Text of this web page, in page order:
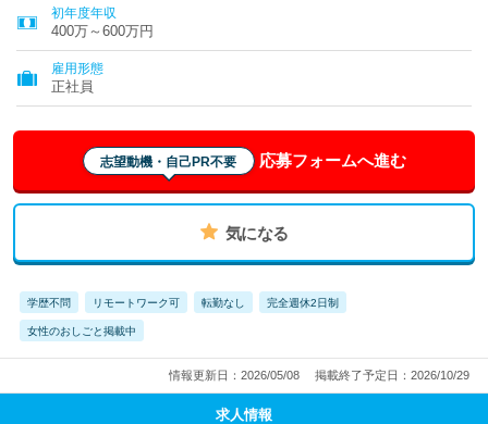
初年度年収
400万～600万円
雇用形態
正社員
志望動機・自己PR不要 応募フォームへ進む
気になる
学歴不問 リモートワーク可 転勤なし 完全週休2日制
女性のおしごと掲載中
情報更新日：2026/05/08 掲載終了予定日：2026/10/29
求人情報